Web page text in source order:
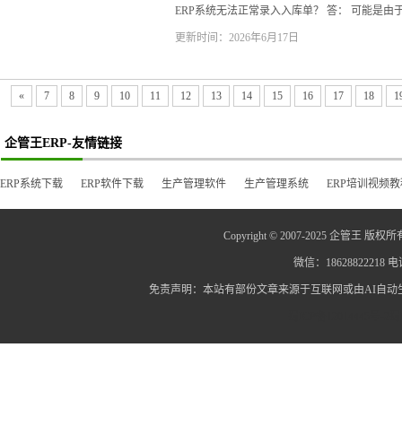
ERP系统无法正常录入入库单？ 答： 可能是由
更新时间：2026年6月17日
« 7 8 9 10 11 12 13 14 15 16 17 18
企管王ERP-友情链接
ERP系统下载 ERP软件下载 生产管理软件 生产管理系统 ERP培训视频
Copyright © 2007-2025 企管王 版权所
微信：18628822218
免责声明：本站有部份文章来源于互联网或由AI自